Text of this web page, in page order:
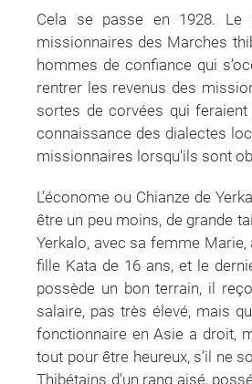
Cela se passe en 1928. Le
missionnaires des Marches
hommes de confiance qui
rentrer les revenus des
sortes de corvées qui
connaissance des dialectes
missionnaires lorsqu’ils sont
L’économe ou Chianze de Yerkalo, à l’époque, s’appelle Jean, Joan. C’est un homme d’environ 40 ans, peut-être un peu moins, de grande taille, un bel homme forte-ment bâti. Il habite l’une des plus belles maisons de Yerkalo, avec sa femme Marie, avec son fils aîné Aran, sa brue Goudjren et leur premier petit bébé, avec sa fille Kata de 16 ans, et le dernier de ses enfants, un garçon du nom d’Atun, qui avait 14 ans à l’époque. Il possède un bon terrain, il reçoit une partie des revenus des salines. Son emploi d’économe lui vaut un salaire, pas très élevé, mais qui lui rapporte aussi de petits cadeaux, des commissions, auxquels chaque fonctionnaire en Asie a droit, même s’il n’est qu’un simple Chianze des missions catholiques. Jean aurait tout pour être heureux, s’il ne souffrait pas de l’estomac, d’un mal que j’ai assez souvent rencontré chez les Thibétains d’un rang aisé, possédant une cer-taine fortune. C’est un mal que j’attribue à l’abus de la boisson nationale, c’est-à-dire du thé beurré. Il s’agit d’un thé de très mauvaise qualité, qui vient soit en briques, soit en boules, que l’on fait bouillir jusqu’à ce que l’eau devienne noire. On le passe dans une baratte à travers une passoire en bambou; on y ajoute un bon morceau de beurre – généralement rance – une petite poignée de sel et l’on baratte vigoureusement pour bien mélanger le tout, que l’on boit bouillant. Le Thibétain en boit autant qu’il peut s’en payer, c’est-à-dire qu’un petit paysan en boira 20 à 30 bols par jour; mais ça peut aller beaucoup plus loin chez un Thibétain qui en a les moyens. Personnellement, je puis dire que j’en buvais, en moyenne lorsque j’étais chez moi, une trentaine de bols par jour, mais lors des banquets, des invitations, davantage évidemment. J’en bois encore maintenant, mais beaucoup plus rarement. Et il faut dire que le thé que j’emploie est très, très supérieur en qualité et je remplace le beurre rance par de la bonne margarine sortant du frigo et au lieu d’une baratte, j’utilise un mixer électrique… Mais le plaisir est tou-jours le même. Donc, Jean souffre de l’estomac. Mon bicarbonate de soude n’a jamais eu d’effet pour guérir ces malades. Quant à ma prétention d’attribuer ces maux à l’abus de thé beurré, elle est rejetée évidemment avec vigueur. De cela, ils ne veulent pas entendre parler. Pas question de boire moins de thé beurré. Et voilà qu’un ami de Jean, le chef du village de Pouyong-Gong, premier village sur la route du Sud – la route de la Chine – en direction de Tsechung, vient à Yerkalo annoncer à Jean qu’à Atunze vient d’arriver un nouveau médecin chinois qui a déjà acquis une très grande réputation d’efficacité. Et il suggère à Jean de descendre avec lui à Atunze pour se faire soigner, pour se débarrasser de ses maux d’estomac si pénibles. Le bourg d’Atunze, qui s’appelle